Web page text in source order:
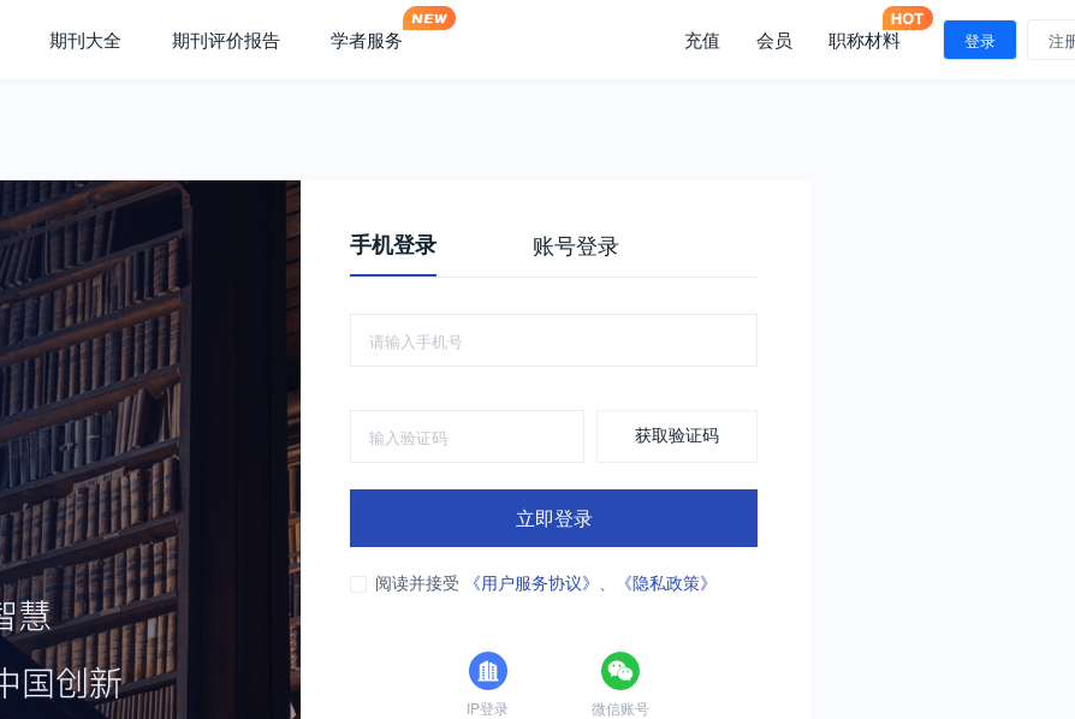
期刊大全 期刊评价报告 学者服务 充值 会员 职称材料 登录 注
手机登录 账号登录
获取验证码
立即登录
阅读并接受 《用户服务协议》 、 《隐私政策》
IP登录 微信账号